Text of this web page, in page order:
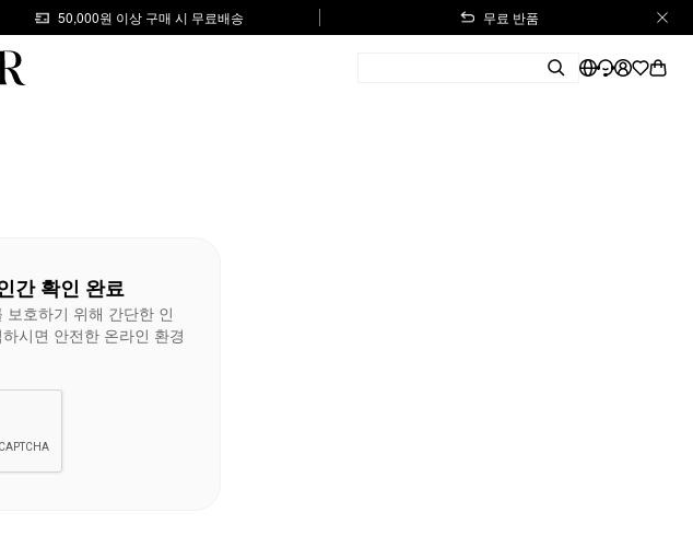
50,000원 이상 구매 시 무료배송 무료 반품
간 확인 완료
호하기 위해 간단한 인
시면 안전한 온라인 환경